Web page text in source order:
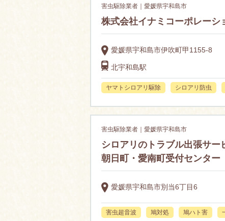
害虫駆除業者｜愛媛県宇和島市
株式会社イナミコーポレーシ
愛媛県宇和島市伊吹町甲1155-8
北宇和島駅
ヤマトシロアリ駆除 シロアリ防虫
害虫駆除業者｜愛媛県宇和島市
シロアリのトラブル出張サー
朝日町・愛南町受付センター
愛媛県宇和島市別当6丁目6
害虫超音波 鳩対処 鳩ハト害